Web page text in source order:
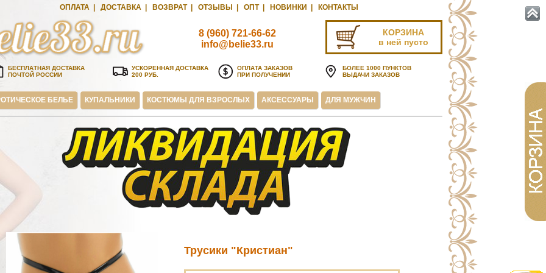
ОПЛАТА| ДОСТАВКА| ВОЗВРАТ| ОТЗЫВЫ ОПТ| НОВИНКИ КОНТАКТЫ
8 (960) 721-66-62
info@belie33.ru
КОРЗИНА
в ней пусто
БЕСПЛАТНАЯ ДОСТАВКА
ПОЧТОЙ РОССИИ
УСКОРЕННАЯ ДОСТАВКА
200 РУБ.
ОПЛАТА ЗАКАЗОВ
ПРИ ПОЛУЧЕНИИ
БОЛЕЕ 1000 ПУНКТОВ
ВЫДАЧИ ЗАКАЗОВ
БЕЛЬЕ КУПАЛЬНИКИ КОСТЮМЫ ДЛЯ ВЗРОСЛЫХ АКСЕССУАРЫ ДЛЯ МУЖЧИН
Трусики "Кристиан"